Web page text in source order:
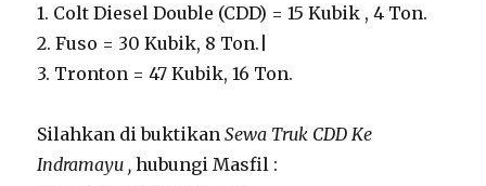
1. Colt Diesel Double (CDD) = 15 Kubik , 4 Ton.
2. Fuso = 30 Kubik, 8 Ton.|
3. Tronton = 47 Kubik, 16 Ton.
Silahkan di buktikanSewa Truk CDD Ke
Indramayu ,hubungi Masfil :